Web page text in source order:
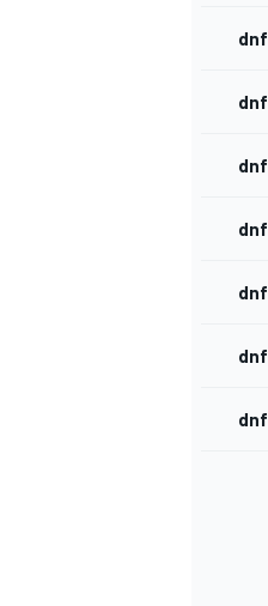
dnf
dnf
dnf
dnf
dnf
dnf
dnf